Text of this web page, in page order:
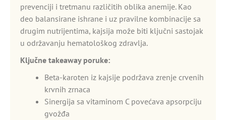
prevenciji i tretmanu različitih oblika anemije. Kao
deo balansirane ishrane i uz pravilne kombinacije sa
drugim nutrijentima, kajsija može biti ključni sastojak
u održavanju hematološkog zdravlja.
Ključne takeaway poruke:
Beta-karoten iz kajsije podržava zrenje crvenih
krvnih zrnaca
Sinergija sa vitaminom C povećava apsorpciju
gvožđa